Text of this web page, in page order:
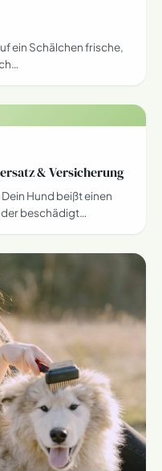
ein Schälchen frische,
& Versicherung
Hund beißt einen
beschädigt…